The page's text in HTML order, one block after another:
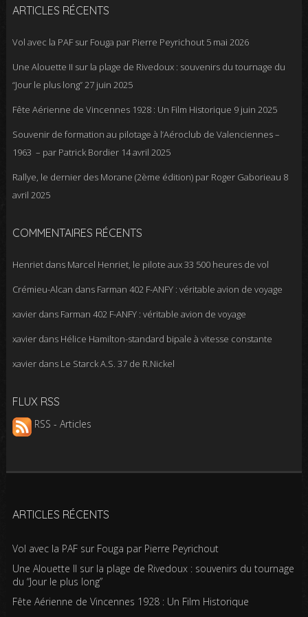
ARTICLES RÉCENTS
Vol avec la PAF sur Fouga par Pierre Peyrichout 5 mai 2026
Une Alouette II sur la plage de Rivedoux : souvenirs du tournage du
“Jour le plus long”27 juin 2025
Fête Aérienne de Vincennes 1928 : Un Film Historique 9 juin 2025
Souvenir de formation au pilotage à l’Aéroclub de Valenciennes –
1963 – par Patrick Bordier 14 avril 2025
Rallye, le dernier des Morane (2ème édition) par Roger Gaborieau 8
avril 2025
COMMENTAIRES RÉCENTS
Henrietdans Marcel Henriet, le pilote aux 33 500 heures de vol
Crémieu-Alcan dans Farman 402 F-ANFY : véritable avion de voyage
xavierdans Farman 402 F-ANFY : véritable avion de voyage
xavierdans Hélice Hamilton-standard bipale à vitesse constante
xavierdans Le Starck A.S. 37 de R.Nickel
FLUX RSS
RSS - Articles
ARTICLES RÉCENTS
Vol avec la PAF sur Fouga par Pierre Peyrichout
Une Alouette II sur la plage de Rivedoux : souvenirs du tournage
du “Jour le plus long”
Fête Aérienne de Vincennes 1928 : Un Film Historique